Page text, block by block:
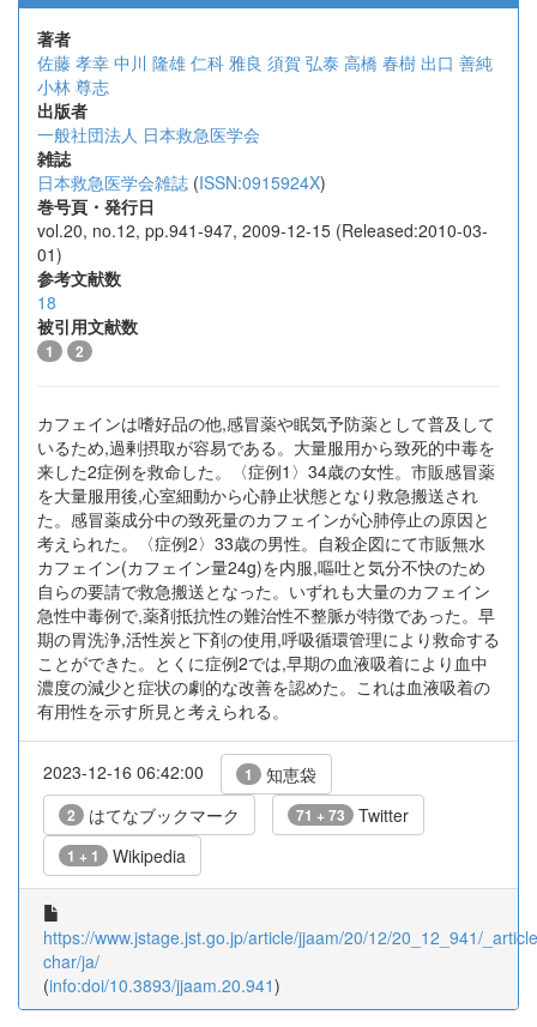
著者
佐藤 孝幸 中川 隆雄 仁科 雅良 須賀 弘泰 高橋 春樹 出口 善純
小林 尊志
出版者
一般社団法人 日本救急医学会
雑誌
日本救急医学会雑誌 (ISSN:0915924X)
巻号頁・発行日
vol.20, no.12, pp.941-947, 2009-12-15 (Released:2010-03-
01)
参考文献数
18
被引用文献数
1 2
カフェインは嗜好品の他,感冒薬や眠気予防薬として普及して
いるため,過剰摂取が容易である。大量服用から致死的中毒を
来した2症例を救命した。〈症例1〉34歳の女性。市販感冒薬
を大量服用後,心室細動から心静止状態となり救急搬送され
た。感冒薬成分中の致死量のカフェインが心肺停止の原因と
考えられた。〈症例2〉33歳の男性。自殺企図にて市販無水
カフェイン(カフェイン量24g)を内服,嘔吐と気分不快のため
自らの要請で救急搬送となった。いずれも大量のカフェイン
急性中毒例で,薬剤抵抗性の難治性不整脈が特徴であった。早
期の胃洗浄,活性炭と下剤の使用,呼吸循環管理により救命する
ことができた。とくに症例2では,早期の血液吸着により血中
濃度の減少と症状の劇的な改善を認めた。これは血液吸着の
有用性を示す所見と考えられる。
2023-12-16 06:42:00 1 知恵袋
2 はてなブックマーク 71 + 73 Twitter
1 + 1 Wikipedia
https://www.jstage.jst.go.jp/article/jjaam/20/12/20_12_941/
char/ja/
(info:doi/10.3893/jjaam.20.941)